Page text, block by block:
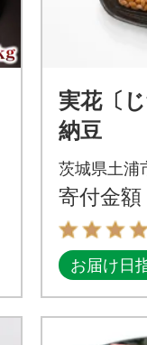
実花〔
納豆
茨城県土浦
寄付金額
お届け日